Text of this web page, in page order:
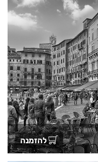
להזמנה